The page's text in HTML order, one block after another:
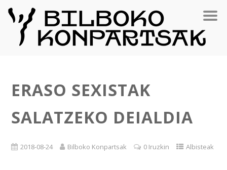
ERASO SEXISTAK
SALATZEKO DEIALDIA
2018-08-24 Bilboko Konpartsak 0 Iruzkin Albisteak